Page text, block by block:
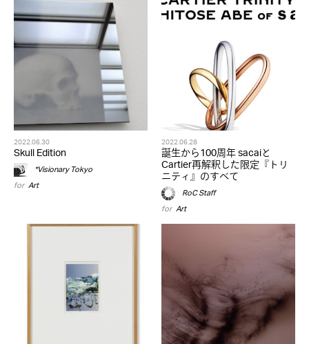
2022.06.30
Skull Edition
*Visionary Tokyo
for Art
2022.06.28
誕生から100周年 sacaiと
Cartier再解釈した限定『トリ
ニティ』のすべて
RoC Staff
for Art